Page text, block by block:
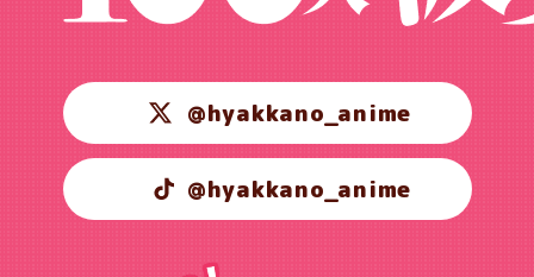
@hyakkano_anime
@hyakkano_anime